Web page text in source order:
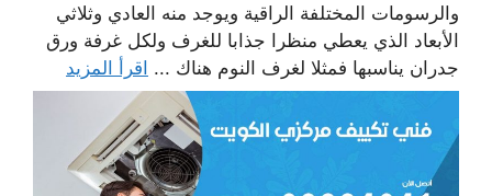
والرسومات المختلفة الراقية ويوجد منه العادي وثلاثي
الأبعاد الذي يعطي منظرا جذابا للغرف ولكل غرفة ورق
جدران يناسبها فمثلا لغرف النوم هناك ... اقرأ المزيد